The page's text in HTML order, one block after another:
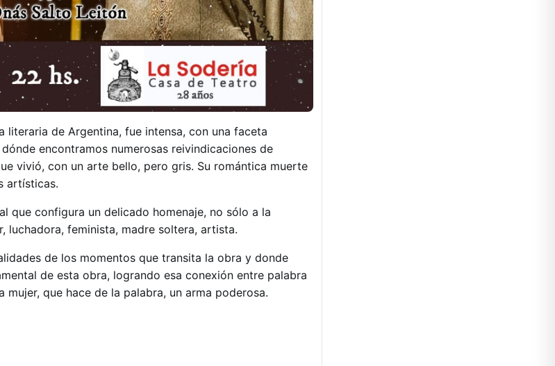
de Argentina, fue intensa, con una faceta
encontramos numerosas reivindicaciones de
vivió, con un arte bello, pero gris. Su romántica muerte
artísticas.
que configura un delicado homenaje, no sólo a la
luchadora, feminista, madre soltera, artista.
de los momentos que transita la obra y donde
de esta obra, logrando esa conexión entre palabra
que hace de la palabra, un arma poderosa.